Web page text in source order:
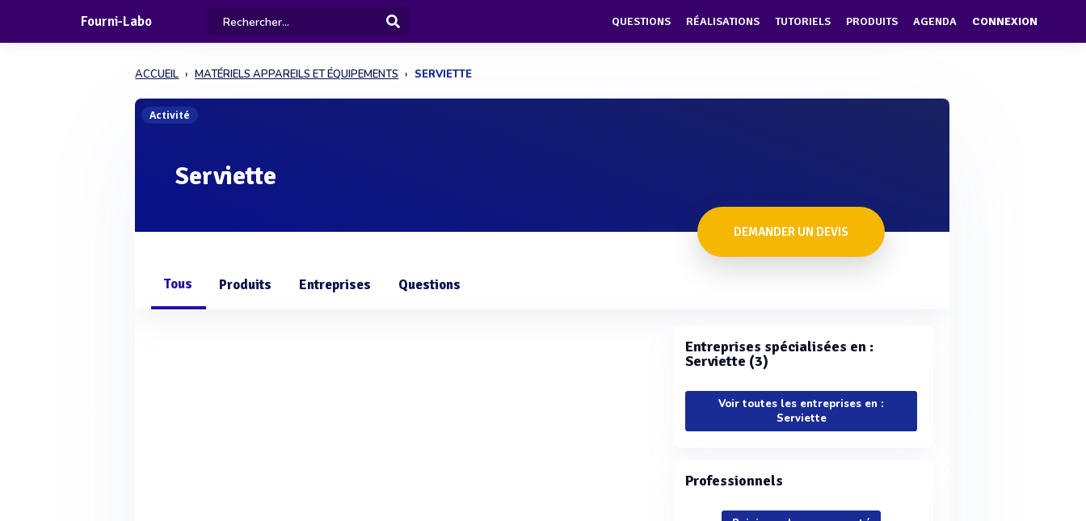
Fourni-Labo QUESTIONS RÉALISATIONS TUTORIELS PRODUITS AGENDA CONNEXION
ACCUEIL MATÉRIELS APPAREILS ET ÉQUIPEMENTS SERVIETTE
Activité
Serviette
DEMANDER UN DEVIS
Tous Produits Entreprises Questions
Entreprises spécialisées en :
Serviette (3)
Voir toutes les entreprises en :
Serviette
Professionnels